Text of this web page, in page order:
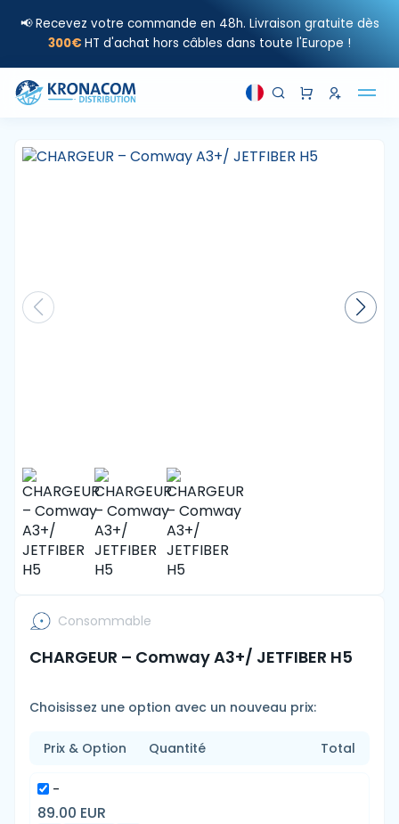
📢 Recevez votre commande en 48h. Livraison gratuite dès
300€ HT d'achat hors câbles dans toute l'Europe !
Consommable
CHARGEUR – Comway A3+/ JETFIBER H5
Choisissez une option avec un nouveau prix:
Prix & Option Quantité Total
-
89.00 EUR